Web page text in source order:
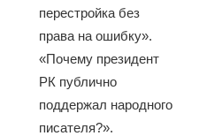
перестройка без
права на ошибку».
«Почему президент
РК публично
поддержал народного
писателя?».